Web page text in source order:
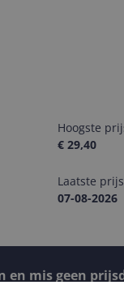
Hoogste
€ 29,40
Laatste
07-08-2026
en mis geen